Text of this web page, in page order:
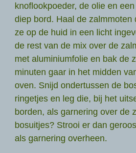
knoflookpoeder, de olie en
diep bord. Haal de zalmmoten
ze op de huid in een licht
de rest van de mix over de
met aluminiumfolie en bak de
minuten gaar in het midden
oven. Snijd ondertussen de
ringetjes en leg die, bij het
borden, als garnering over de
bosuitjes? Strooi er dan
als garnering overheen.